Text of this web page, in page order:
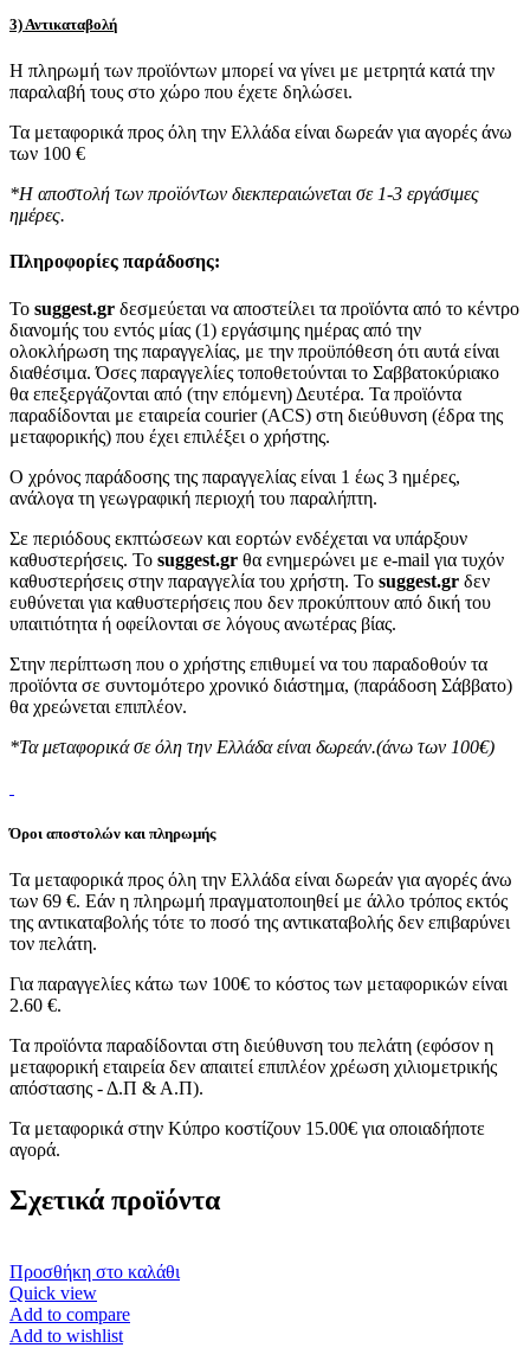
3) Αντικαταβολή
Η πληρωμή των προϊόντων μπορεί να γίνει με μετρητά κατά την
παραλαβή τους στο χώρο που έχετε δηλώσει.
Τα μεταφορικά προς όλη την Ελλάδα είναι δωρεάν για αγορές άνω
των 100 €
*Η αποστολή των προϊόντων διεκπεραιώνεται σε 1-3 εργάσιμες
ημέρες.
Πληροφορίες παράδοσης:
To suggest.gr δεσμεύεται να αποστείλει τα προϊόντα από το κέντρο
διανομής του εντός μίας (1) εργάσιμης ημέρας από την
ολοκλήρωση της παραγγελίας, με την προϋπόθεση ότι αυτά είναι
διαθέσιμα. Όσες παραγγελίες τοποθετούνται το Σαββατοκύριακο
θα επεξεργάζονται από (την επόμενη) Δευτέρα. Τα προϊόντα
παραδίδονται με εταιρεία courier (ACS) στη διεύθυνση (έδρα της
μεταφορικής) που έχει επιλέξει ο χρήστης.
Ο χρόνος παράδοσης της παραγγελίας είναι 1 έως 3 ημέρες,
ανάλογα τη γεωγραφική περιοχή του παραλήπτη.
Σε περιόδους εκπτώσεων και εορτών ενδέχεται να υπάρξουν
καθυστερήσεις. Το suggest.gr θα ενημερώνει με e-mail για τυχόν
καθυστερήσεις στην παραγγελία του χρήστη. Το suggest.gr δεν
ευθύνεται για καθυστερήσεις που δεν προκύπτουν από δική του
υπαιτιότητα ή οφείλονται σε λόγους ανωτέρας βίας.
Στην περίπτωση που ο χρήστης επιθυμεί να του παραδοθούν τα
προϊόντα σε συντομότερο χρονικό διάστημα, (παράδοση Σάββατο)
θα χρεώνεται επιπλέον.
*Τα μεταφορικά σε όλη την Ελλάδα είναι δωρεάν.(άνω των 100€)
Όροι αποστολών και πληρωμής
Τα μεταφορικά προς όλη την Ελλάδα είναι δωρεάν για αγορές άνω
των 69 €. Εάν η πληρωμή πραγματοποιηθεί με άλλο τρόπος εκτός
της αντικαταβολής τότε το ποσό της αντικαταβολής δεν επιβαρύνει
τον πελάτη.
Για παραγγελίες κάτω των 100€ το κόστος των μεταφορικών είναι
2.60 €.
Τα προϊόντα παραδίδονται στη διεύθυνση του πελάτη (εφόσον η
μεταφορική εταιρεία δεν απαιτεί επιπλέον χρέωση χιλιομετρικής
απόστασης - Δ.Π & Α.Π).
Τα μεταφορικά στην Κύπρο κοστίζουν 15.00€ για οποιαδήποτε
αγορά.
Σχετικά προϊόντα
Προσθήκη στο καλάθι
Quick view
Add to compare
Add to wishlist